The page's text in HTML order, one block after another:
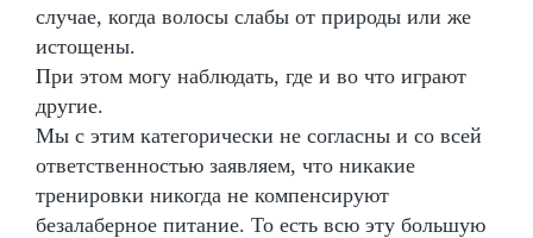
случае, когда волосы слабы от природы или же
истощены.
При этом могу наблюдать, где и во что играют
другие.
Мы с этим категорически не согласны и со всей
ответственностью заявляем, что никакие
тренировки никогда не компенсируют
безалаберное питание. То есть всю эту большую